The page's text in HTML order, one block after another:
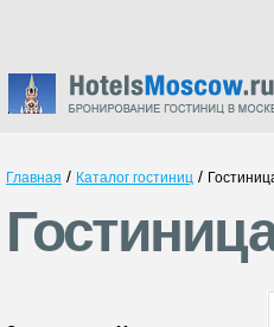
Главная / Каталог гостиниц /